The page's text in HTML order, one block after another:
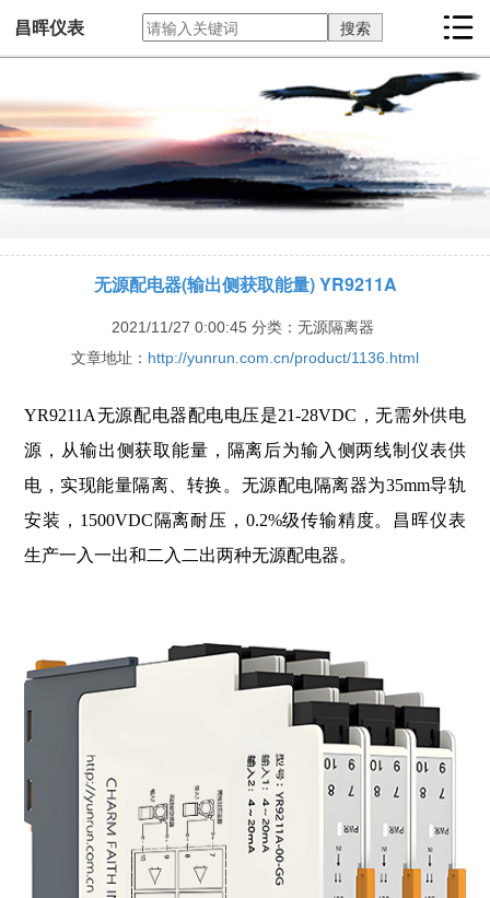
昌晖仪表
无源配电器(输出侧获取能量) YR9211A
2021/11/27 0:00:45 分类：无源隔离器
文章地址： http://yunrun.com.cn/product/1136.html
YR9211A无源配电器配电电压是21-28VDC，无需外供电
源，从输出侧获取能量，隔离后为输入侧两线制仪表供
电，实现能量隔离、转换。无源配电隔离器为35mm导轨
安装，1500VDC隔离耐压，0.2%级传输精度。昌晖仪表
生产一入一出和二入二出两种无源配电器。